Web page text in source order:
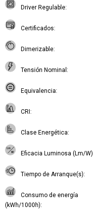
Driver Regulable
Certificados
Dimerizable
Tensión Nominal
Equivalencia
CRI
Clase Energética
Eficacia Luminosa (Lm/W)
Tiempo de Arranque(s)
Consumo de energía
(kWh/1000h)